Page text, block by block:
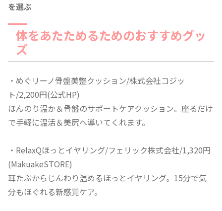
を選ぶ
体をあたためるためのおすすめグッ
ズ
・めぐリーノ骨盤美整クッション/株式会社コジッ
ト/2,200円(公式HP)
ほんのり温か＆骨盤のサポートケアクッション。座るだけ
で手軽に温活＆美尻へ導いてくれます。
・RelaxQほっとイヤリング/フェリック株式会社/1,320円
(MakuakeSTORE)
耳たぶからじんわり温めるほっとイヤリング。15分で気
分もほぐれる新感覚ケア。